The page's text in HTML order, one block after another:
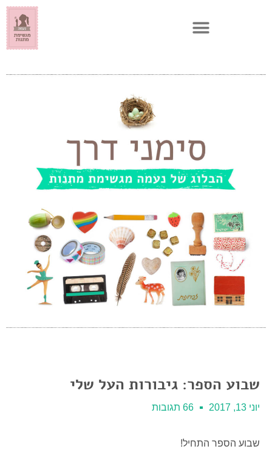
שבוע הספר: גיבורות העל שלי
יוני 13, 2017 66 תגובות
שבוע הספר התחיל!